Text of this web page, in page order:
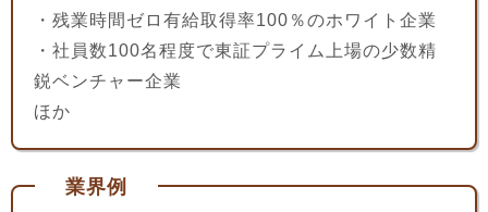
・残業時間ゼロ有給取得率100％のホワイト企業
・社員数100名程度で東証プライム上場の少数精
鋭ベンチャー企業
ほか
業界例